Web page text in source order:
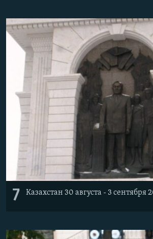
7 Казахстан 30 августа - 3 сентября